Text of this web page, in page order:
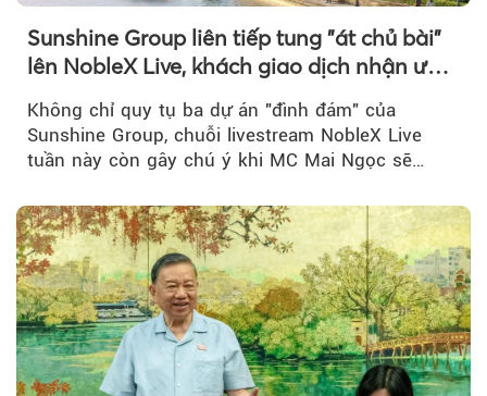
Sunshine Group liên tiếp tung "át chủ bài"
lên NobleX Live, khách giao dịch nhận ưu
Không chỉ quy tụ ba dự án "đình đám" của
Sunshine Group, chuỗi livestream NobleX Live
tuần này còn gây chú ý khi MC Mai Ngọc sẽ